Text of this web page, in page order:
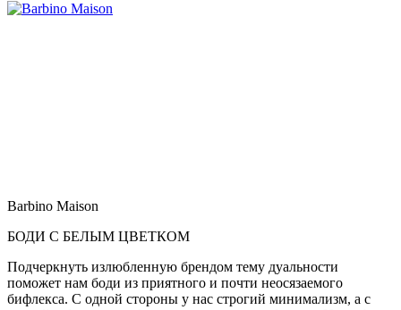
Barbino Maison
БОДИ С БЕЛЫМ ЦВЕТКОМ
Подчеркнуть излюбленную брендом тему дуальности
поможет нам боди из приятного и почти неосязаемого
бифлекса. С одной стороны у нас строгий минимализм, а с